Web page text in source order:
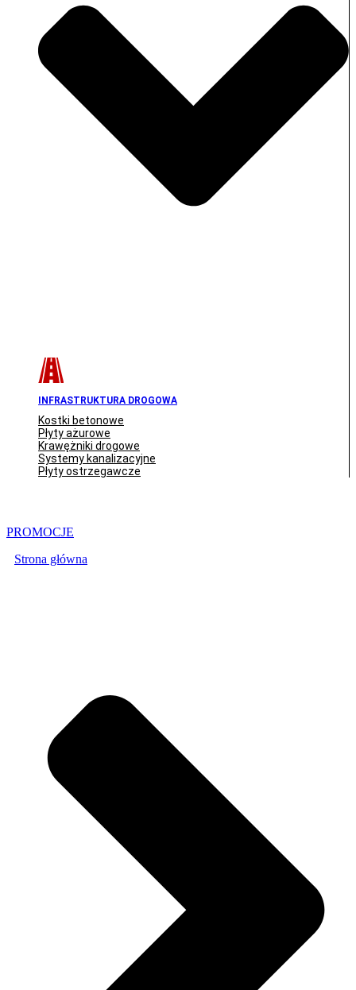
INFRASTRUKTURA DROGOWA
Kostki betonowe
Płyty ażurowe
Krawężniki drogowe
Systemy kanalizacyjne
Płyty ostrzegawcze
PROMOCJE
Strona główna